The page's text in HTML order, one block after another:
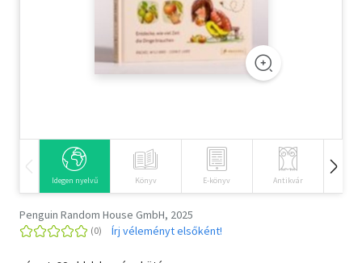
Tankönyv, segédkönyv
Társadalomtudomány
Természettudomány
Idegen nyelvű Könyv E-könyv Antikvár
Penguin Random House GmbH, 2025
Írj véleményt elsőként!